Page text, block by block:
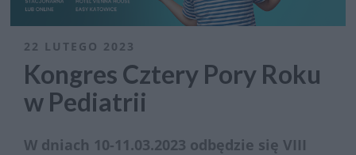
22 LUTEGO 2023
Kongres Cztery Pory Roku
w Pediatrii
W dniach 10-11.03.2023 odbędzie się VIII